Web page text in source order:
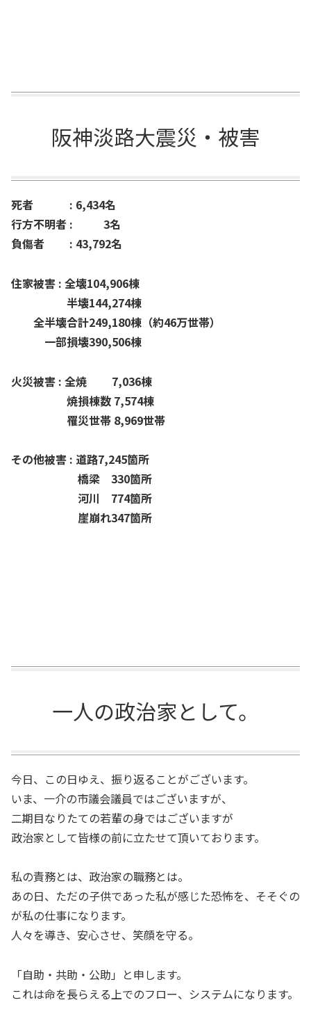
阪神淡路大震災・被害
死者 : 6,434名
行方不明者 : 3名
負傷者 : 43,792名
住家被害 : 全壊104,906棟
半壊144,274棟
全半壊合計249,180棟（約46万世帯）
一部損壊390,506棟
火災被害 : 全焼 7,036棟
焼損棟数 7,574棟
罹災世帯 8,969世帯
その他被害 : 道路7,245箇所
橋梁 330箇所
河川 774箇所
崖崩れ347箇所
一人の政治家として。
今日、この日ゆえ、振り返ることがございます。
いま、一介の市議会議員ではございますが、
二期目なりたての若輩の身ではございますが
政治家として皆様の前に立たせて頂いております。
私の責務とは、政治家の職務とは。
あの日、ただの子供であった私が感じた恐怖を、そそぐの
が私の仕事になります。
人々を導き、安心させ、笑顔を守る。
「自助・共助・公助」と申します。
これは命を長らえる上でのフロー、システムになります。